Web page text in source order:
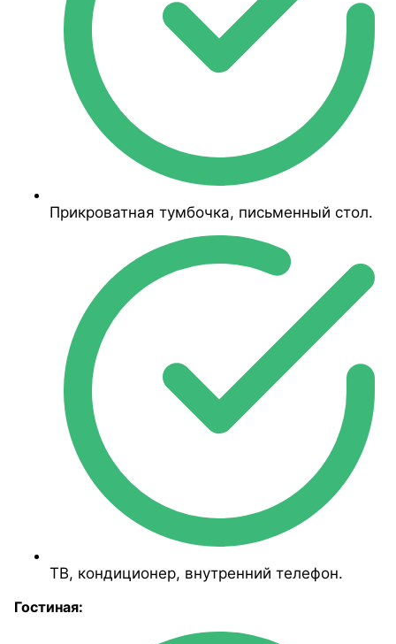
Прикроватная тумбочка, письменный стол.
ТВ, кондиционер, внутренний телефон.
Гостиная: